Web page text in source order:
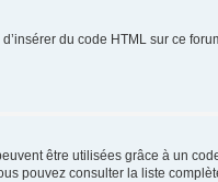
du code HTML sur ce
être utilisées grâce à un
pouvez consulter la liste